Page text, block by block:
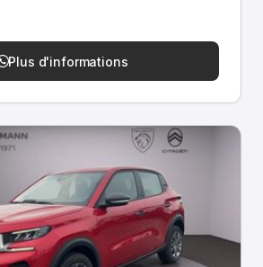
Plus d'informations